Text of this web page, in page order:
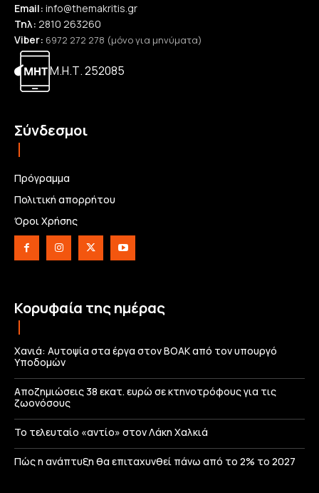
Email: info@themakritis.gr
Τηλ: 2810 263260
Viber: 6972 272 278 (μόνο για μηνύματα)
Μ.Η.Τ. 252085
Σύνδεσμοι
Πρόγραμμα
Πολιτική απορρήτου
Όροι Χρήσης
Κορυφαία της ημέρας
Χανιά: Αυτοψία στα έργα στον ΒΟΑΚ από τον υπουργό
Υποδομών
Αποζημιώσεις 38 εκατ. ευρώ σε κτηνοτρόφους για τις
ζωονόσους
Το τελευταίο «αντίο» στον Λάκη Χαλκιά
Πώς η ανάπτυξη θα επιταχυνθεί πάνω από το 2% το 2027